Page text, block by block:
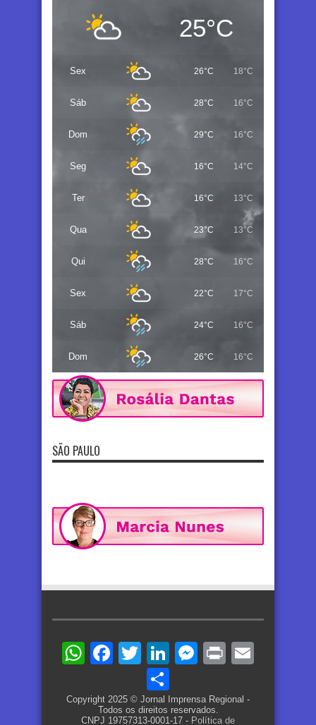
25°C
Sex 26°C 18°C
Sáb 28°C 16°C
Dom 29°C 16°C
Seg 16°C 14°C
Ter 16°C 13°C
Qua 23°C 13°C
Qui 28°C 16°C
Sex 22°C 17°C
Sáb 24°C 16°C
Dom 26°C 16°C
SÃO PAULO
WhatsApp
Facebook
TwitterLinkedIn
Messenger
Print
Copyright 2025 © Jornal Imprensa Regional -
Todos os direitos reservados.
CNPJ 19757313-0001-17 - Política de